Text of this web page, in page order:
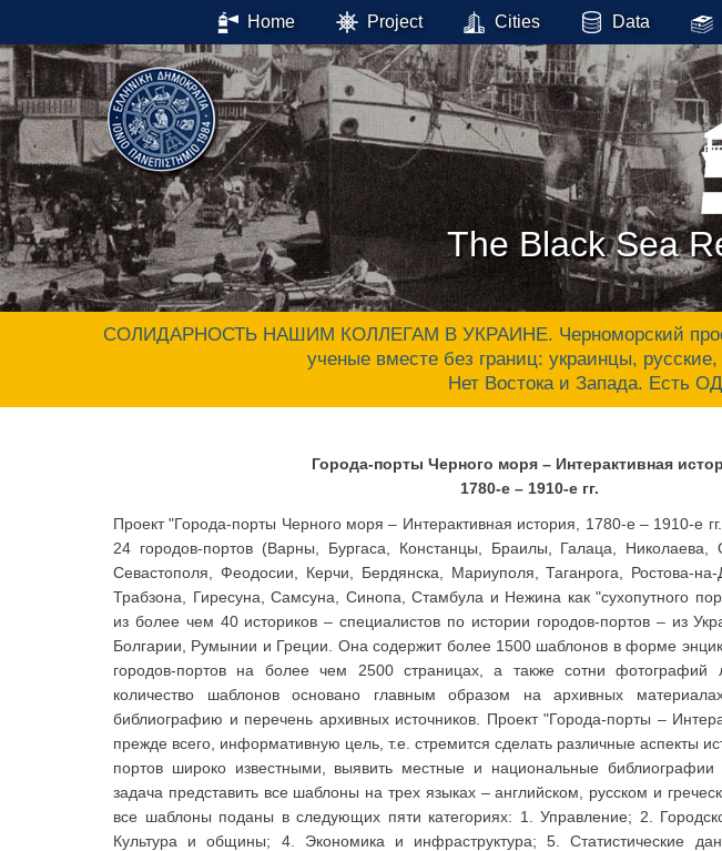
Home Project Cities Data
The Black Sea
СОЛИДАРНОСТЬ НАШИМ КОЛЛЕГАМ В УКРАИНЕ. Черноморский проект
ученые вместе без границ: украинцы,
Нет Востока и Запада. Есть
Города-порты Черного моря – Интерактивная
1780-е – 1910-е гг.
Проект "Города-порты Черного моря – Интерактивная история, 1780-е – 1910-е
24 городов-портов (Варны, Бургаса, Констанцы, Браилы, Галаца, Николаева,
Севастополя, Феодосии, Керчи, Бердянска, Мариуполя, Таганрога, Ростова-на-
Трабзона, Гиресуна, Самсуна, Синопа, Стамбула и Нежина как "сухопутного
из более чем 40 историков – специалистов по истории городов-портов – из
Болгарии, Румынии и Греции. Она содержит более 1500 шаблонов в форме
городов-портов на более чем 2500 страницах, а также сотни фотографий
количество шаблонов основано главным образом на архивных
библиографию и перечень архивных источников. Проект "Города-порты –
прежде всего, информативную цель, т.е. стремится сделать различные аспекты
портов широко известными, выявить местные и национальные библиографии
задача представить все шаблоны на трех языках – английском, русском и
все шаблоны поданы в следующих пяти категориях: 1. Управление; 2.
Культура и общины; 4. Экономика и инфраструктура; 5. Статистические